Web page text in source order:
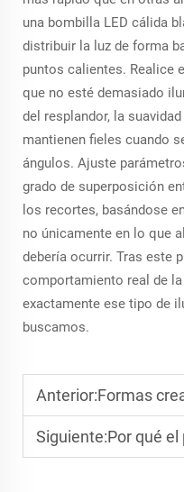
una bombilla LED cálida
distribuir la luz de forma
puntos calientes. Realice
que no esté demasiado
del resplandor, la
mantienen fieles cuando
ángulos. Ajuste
grado de superposición
los recortes, basándose
no únicamente en lo que
debería ocurrir. Tras este
comportamiento real de
exactamente ese tipo de
buscamos.
Anterior:Formas creativas de usar
Siguiente:Por qué el papel de seda de